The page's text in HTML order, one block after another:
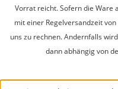
Vorrat reicht. Sofern die Ware
mit einer Regelversandzeit
uns zu rechnen. Andernfalls
dann abhängig von